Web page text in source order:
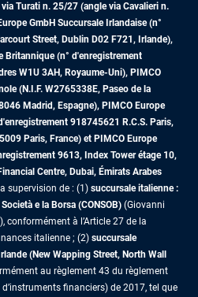
Turati n. 25/27 (angle via Cavalieri n.
GmbH Succursale Irlandaise (n°
Street, Dublin D02 F721, Irlande),
Britannique (n° d'enregistrement
W1U 3AH, Royaume-Uni), PIMCO
(N.I.F. W2765338E, Paseo de la
Madrid, Espagne), PIMCO Europe
918745621 R.C.S. Paris,
Paris, France) et PIMCO Europe
9613, Index Tower étage 10,
Centre, Dubai, Émirats Arabes
supervision de : (1) succursale italienne :
e la Borsa (CONSOB) (Giovanni
conformément à l’Article 27 de la
italienne ; (2) succursale
(New Wapping Street, North Wall
au règlement 43 du règlement
financiers) de 2017, tel que